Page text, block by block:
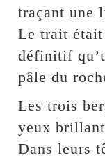
traçant une
Le trait
définitif
pâle du
Les trois
yeux
Dans leurs